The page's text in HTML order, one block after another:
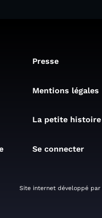
Presse
Mentions légales
La petite histoire
Se connecter
Site internet développé par